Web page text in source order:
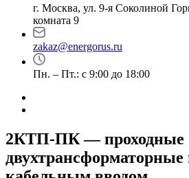
г. Москва, ул. 9-я Соколиной
комната 9
zakaz@energorus.ru
Пн. – Пт.: с 9:00 до 18:00
2КТП-ПК — проходные
двухтрансформаторные